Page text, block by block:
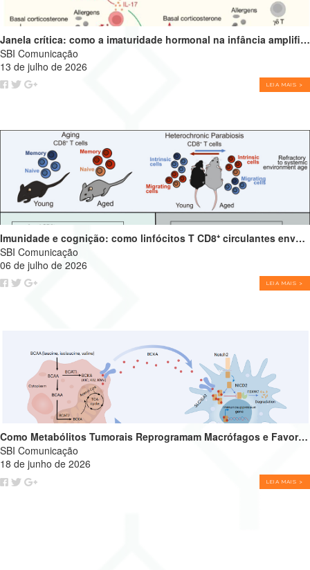
Janela crítica: como a imaturidade hormonal na infância amplifica alergias e programa o futuro do sistema imune
SBI Comunicação
13 de julho de 2026
LEIA MAIS >
Imunidade e cognição: como linfócitos T CD8⁺ circulantes envelhecidos podem impulsionar o declínio cognitivo
SBI Comunicação
06 de julho de 2026
LEIA MAIS >
Como Metabólitos Tumorais Reprogramam Macrófagos e Favorecem o Crescimento Tumoral
SBI Comunicação
18 de junho de 2026
LEIA MAIS >